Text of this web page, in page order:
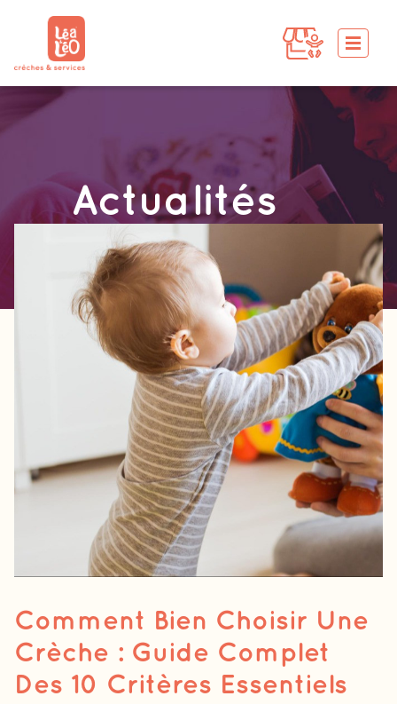
Actualités
Comment Bien Choisir Une
Crèche : Guide Complet
Des 10 Critères Essentiels